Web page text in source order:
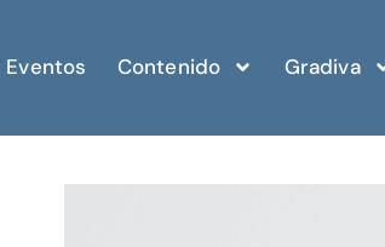
Eventos Contenido Gradiva